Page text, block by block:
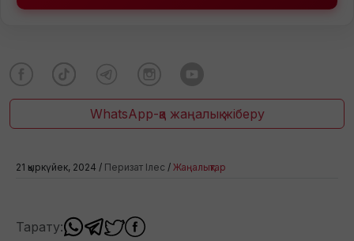
WhatsApp-қа жаңалық жіберу
21 қыркүйек, 2024 / Перизат Ілес / Жаңалықтар
Тарату: